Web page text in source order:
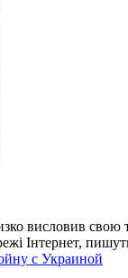
висловив свою
Інтернет,
с Украиной